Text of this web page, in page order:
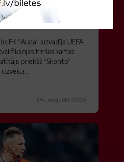
eirokausu galda
desertus
FK "Auda" aizvadīja UEFA
trešās kārtas
priekšā "Skonto"
04. augusts 2026.